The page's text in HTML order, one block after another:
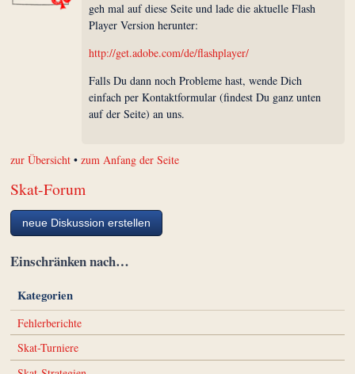
geh mal auf diese Seite und lade die aktuelle Flash
Player Version herunter:
http://get.adobe.com/de/flashplayer/
Falls Du dann noch Probleme hast, wende Dich
einfach per Kontaktformular (findest Du ganz unten
auf der Seite) an uns.
zur Übersicht •zum Anfang der Seite
Skat-Forum
neue Diskussion erstellen
Einschränken nach…
Kategorien
Fehlerberichte
Skat-Turniere